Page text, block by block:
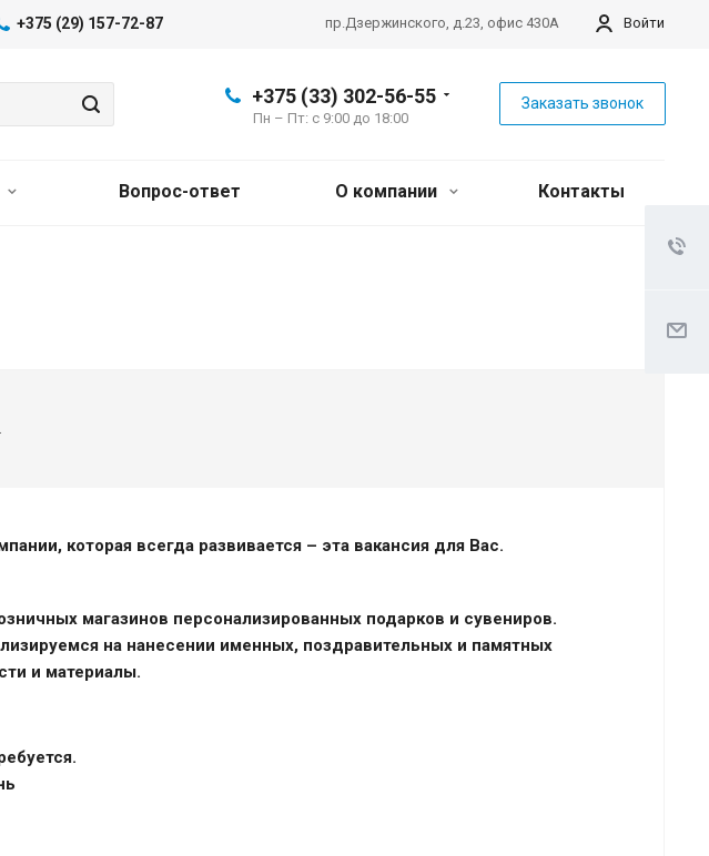
+375 (29) 157-72-87 Войти
пр.Дзержинского, д.23, офис 430А
+375 (33) 302-56-55
Пн – Пт: с 9:00 до 18:00
Заказать звонок
Вопрос-ответ О компании Контакты
которая всегда развивается – эта вакансия для Вас.
магазинов персонализированных подарков и сувениров.
на нанесении именных, поздравительных и памятных
и материалы.